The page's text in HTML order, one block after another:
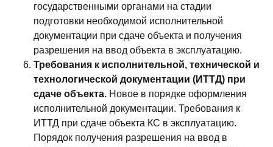
государственными органами на стадии
подготовки необходимой исполнительной
документации при сдаче объекта и получения
разрешения на ввод объекта в эксплуатацию.
Требования к исполнительной, технической и
технологической документации (ИТТД) при
сдаче объекта. Новое в порядке оформления
исполнительной документации. Требования к
ИТТД при сдаче объекта КС в эксплуатацию.
Порядок получения разрешения на ввод в